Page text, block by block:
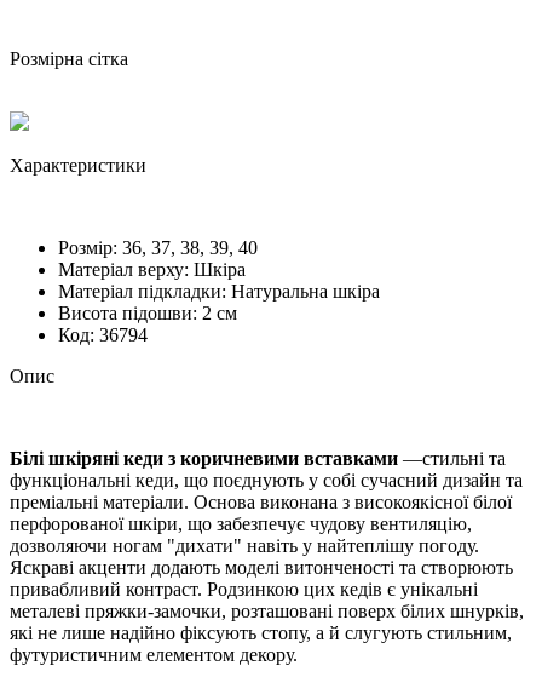
Розмірна сітка
Характеристики
Розмiр: 36, 37, 38, 39, 40
Матеріал верху: Шкіра
Матеріал підкладки: Натуральна шкіра
Висота підошви: 2 см
Код: 36794
Опис
Білі шкіряні кеди з коричневими вставками —стильні та
функціональні кеди, що поєднують у собі сучасний дизайн та
преміальні матеріали. Основа виконана з високоякісної білої
перфорованої шкіри, що забезпечує чудову вентиляцію,
дозволяючи ногам "дихати" навіть у найтеплішу погоду.
Яскраві акценти додають моделі витонченості та створюють
привабливий контраст. Родзинкою цих кедів є унікальні
металеві пряжки-замочки, розташовані поверх білих шнурків,
які не лише надійно фіксують стопу, а й слугують стильним,
футуристичним елементом декору.